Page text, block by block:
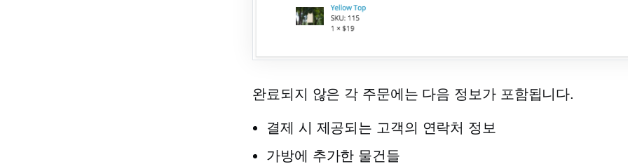
완료되지 않은 각 주문에는 다음 정보가 포함됩니다.
결제 시 제공되는 고객의 연락처 정보
가방에 추가한 물건들